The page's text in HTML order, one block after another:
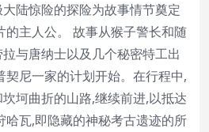
陆惊险的探险为故事情节奠定
的主人公。 故事从猴子警长和随
与唐纳士以及几个秘密特工出
契尼一家的计划开始。在行程中,
坷曲折的山路,继续前进,以抵达
哈瓦,即隐藏的神秘考古遗迹的所